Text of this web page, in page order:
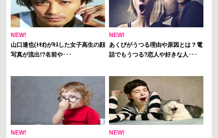
NEW!
山口達也(ﾄｷｵ)がｷｽした女子高生の顔
写真が流出!?名前や･･･
NEW!
あくびがうつる理由や原因とは？電
話でもうつる?恋人や好きな人･･･
NEW!
NEW!